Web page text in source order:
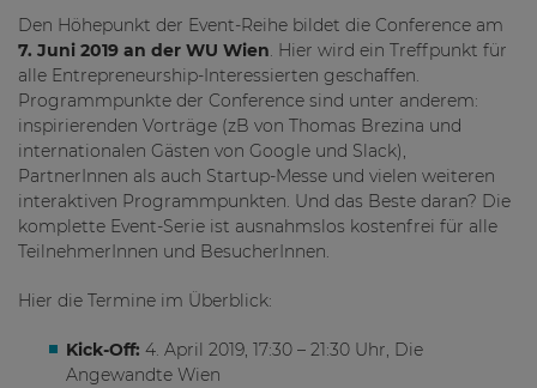
Den Höhepunkt der Event-Reihe bildet die Conference am
7. Juni 2019 an der WU Wien. Hier wird ein Treffpunkt für
alle Entrepreneurship-Interessierten geschaffen.
Programmpunkte der Conference sind unter anderem:
inspirierenden Vorträge (zB von Thomas Brezina und
internationalen Gästen von Google und Slack),
PartnerInnen als auch Startup-Messe und vielen weiteren
interaktiven Programmpunkten. Und das Beste daran? Die
komplette Event-Serie ist ausnahmslos kostenfrei für alle
TeilnehmerInnen und BesucherInnen.
Hier die Termine im Überblick:
Kick-Off: 4. April 2019, 17:30 – 21:30 Uhr, Die
Angewandte Wien